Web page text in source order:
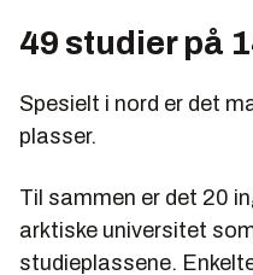
49 studier på
Spesielt i nord er det
plasser.
Til sammen er det 20
arktiske universitet
studieplassene.